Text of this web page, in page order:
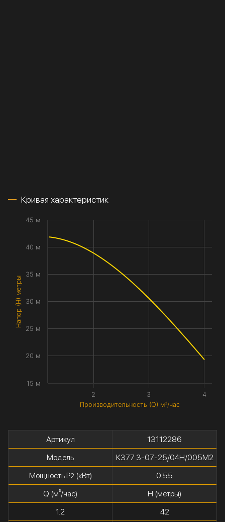
Кривая характеристик
Производительность (Q) м³/час
Напор (H) метры
2 3 4
15 м
20 м
25 м
30 м
35 м
40 м
45 м
Артикул
13112286
Модель
К377 3-07-25/04Н/005М2
Мощность P2(кВт)
0.55
Q (м³/час)
H (метры)
1.2
42